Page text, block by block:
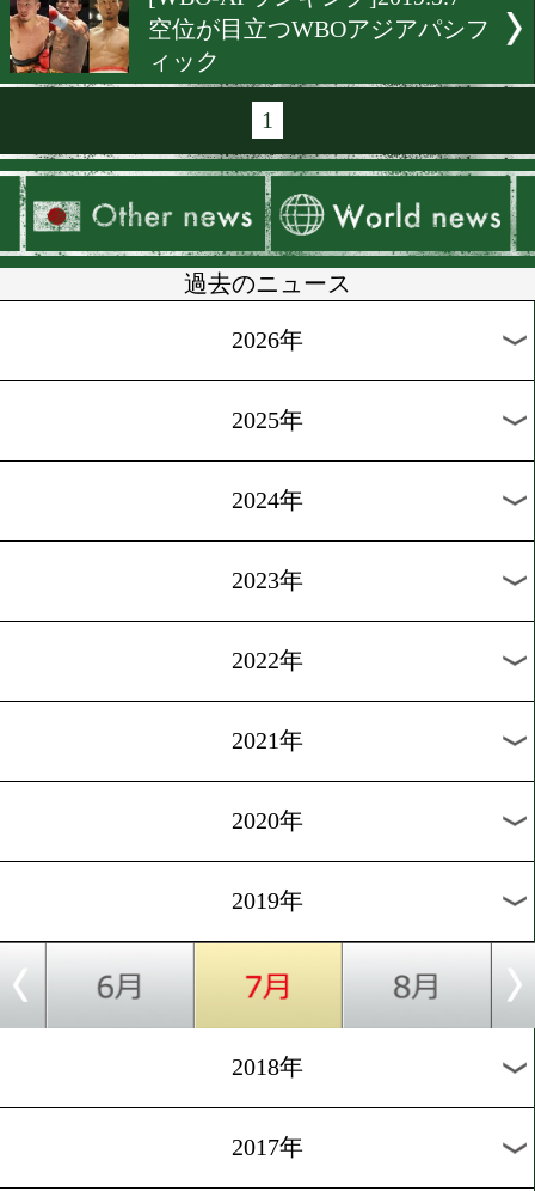
[WBOランキング]2019.5.22
WBO世界ランク国内選手
[OPBFランキング]2019.5.16
粉川拓也と木村文祐がラン
り
[WBCランキング]2019.5.11
八重樫東が圏内、15位以下
続々ランクイン
[IBFランキング]2019.5.9
ウン
[WBO-APランキング
空位が目立つWBOアジア
ィック
1
過去のニュース
2025年
2024年